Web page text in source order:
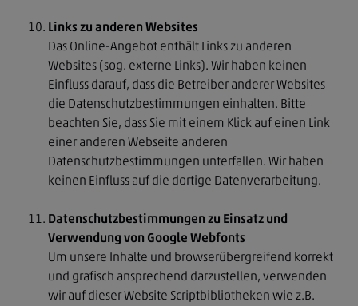
Links zu anderen Websites
Das Online-Angebot enthält Links zu anderen
Websites (sog. externe Links). Wir haben keinen
Einfluss darauf, dass die Betreiber anderer Websites
die Datenschutzbestimmungen einhalten. Bitte
beachten Sie, dass Sie mit einem Klick auf einen Link
einer anderen Webseite anderen
Datenschutzbestimmungen unterfallen. Wir haben
keinen Einfluss auf die dortige Datenverarbeitung.
Datenschutzbestimmungen zu Einsatz und
Verwendung von Google Webfonts
Um unsere Inhalte und browserübergreifend korrekt
und grafisch ansprechend darzustellen, verwenden
wir auf dieser Website Scriptbibliotheken wie z.B.